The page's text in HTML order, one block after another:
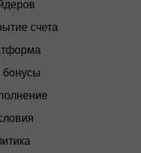
счета